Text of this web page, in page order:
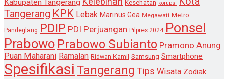
Kabupaten Tangerang Kesehatan korupsi
Tangerang KPK Lebak Marinus Gea Megawati Metro
Pandeglang PDIP PDI Perjuangan Pilpres 2024 Ponsel
Prabowo Prabowo Subianto Pramono Anung
Puan Maharani Ramalan Ridwan Kamil Samsung Smartphone
Spesifikasi Tangerang Tips Wisata Zodiak